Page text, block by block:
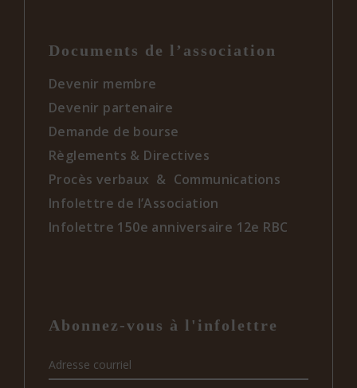
Documents de l’association
Devenir membre
Devenir partenaire
Demande de bourse
Règlements & Directives
Procès verbaux & Communications
Infolettre de l’Association
Infolettre 150e anniversaire 12e RBC
Abonnez-vous à l'infolettre